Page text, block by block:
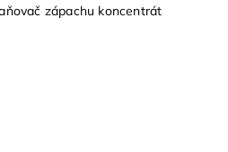
zápachu koncentrát